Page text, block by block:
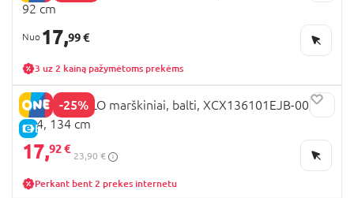
92 cm
17,99 €
3 uz 2 kainą pažymėtoms prekėms
-25%
E-KAINA
COCCODRILLO marškiniai, balti, XCX136101EJB-001-
134, 134 cm
17,92 €
23,90 €
Perkant bent 2 prekes internetu